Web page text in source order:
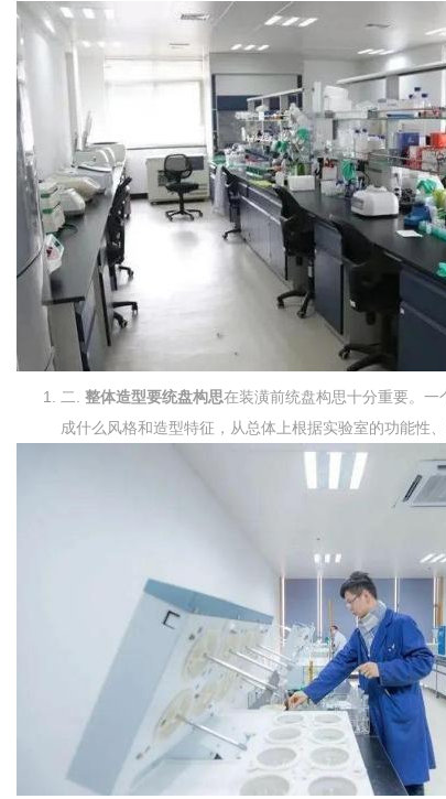
二. 整体造型要统盘构思在装潢前统盘构思十分重要。
成什么风格和造型特征，从总体上根据实验室的功能性